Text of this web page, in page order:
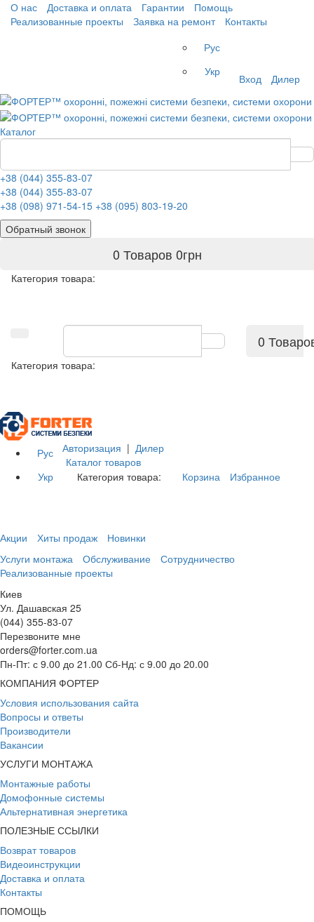
О нас Доставка и оплата Гарантии
Помощь
Реализованные проекты
Заявка на ремонт
Контакты
Рус
Укр
Вход Дилер
Каталог
+38 (044) 355-83-07
+38 (044) 355-83-07
+38 (098) 971-54-15 +38 (095) 803-19-20
Обратный звонок
0 Товаров 0грн
Категория товара:
0
Категория товара:
Рус
Укр
Авторизация | Дилер
Каталог товаров
Категория товара:
Корзина Избранное
Акции Хиты продаж
Новинки
Услуги монтажа
Обслуживание
Сотрудничество
Реализованные проекты
Киев
Ул. Дашавская 25
(044) 355-83-07
Перезвоните мне
orders@forter.com.ua
Пн-Пт: с 9.00 до 21.00 Сб-Нд: с 9.00 до 20.00
КОМПАНИЯ ФОРТЕР
Условия использования сайта
Вопросы и ответы
Производители
Вакансии
УСЛУГИ МОНТАЖА
Монтажные работы
Домофонные системы
Альтернативная энергетика
ПОЛЕЗНЫЕ ССЫЛКИ
Возврат товаров
Видеоинструкции
Доставка и оплата
Контакты
ПОМОЩЬ